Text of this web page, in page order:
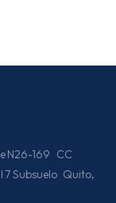
N26-169 CC
7 Subsuelo Quito,